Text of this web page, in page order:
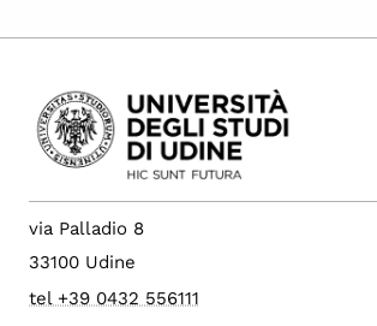
via Palladio 8
33100 Udine
tel +39 0432 556111